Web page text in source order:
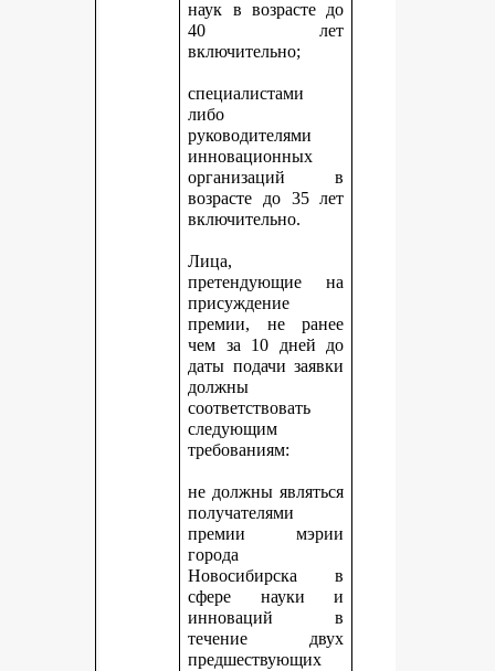
наук в возрасте до
40 лет
включительно;
специалистами
либо
руководителями
инновационных
организаций в
возрасте до 35 лет
включительно.
Лица,
претендующие на
присуждение
премии, не ранее
чем за 10 дней до
даты подачи заявки
должны
соответствовать
следующим
требованиям:
не должны являться
получателями
премии мэрии
города
Новосибирска в
сфере науки и
инноваций в
течение двух
предшествующих